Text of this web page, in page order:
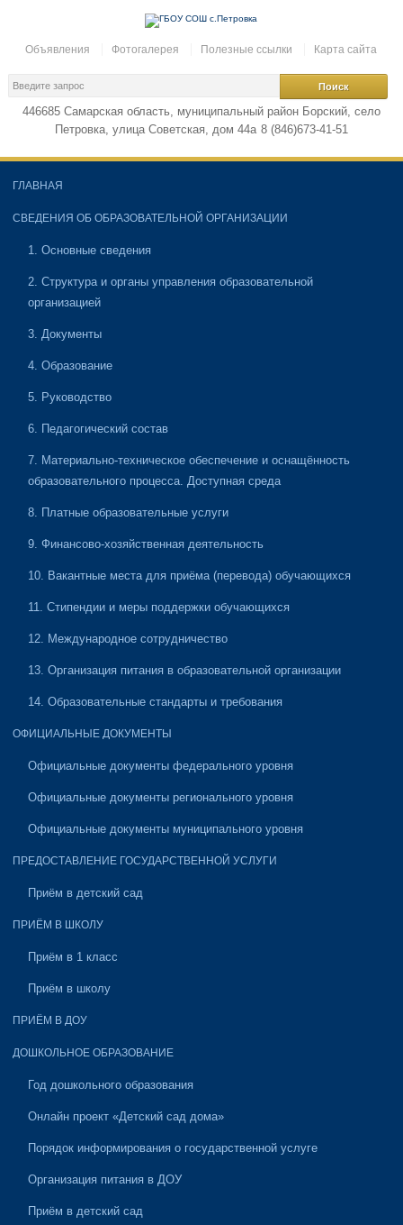
Объявления Фотогалерея Полезные ссылки Карта сайта
446685 Самарская область, муниципальный район Борский, село
Петровка, улица Советская, дом 44а 8 (846)673-41-51
ГЛАВНАЯ
СВЕДЕНИЯ ОБ ОБРАЗОВАТЕЛЬНОЙ ОРГАНИЗАЦИИ
1. Основные сведения
2. Структура и органы управления образовательной
организацией
3. Документы
4. Образование
5. Руководство
6. Педагогический состав
7. Материально-техническое обеспечение и оснащённость
образовательного процесса. Доступная среда
8. Платные образовательные услуги
9. Финансово-хозяйственная деятельность
10. Вакантные места для приёма (перевода) обучающихся
11. Стипендии и меры поддержки обучающихся
12. Международное сотрудничество
13. Организация питания в образовательной организации
14. Образовательные стандарты и требования
ОФИЦИАЛЬНЫЕ ДОКУМЕНТЫ
Официальные документы федерального уровня
Официальные документы регионального уровня
Официальные документы муниципального уровня
ПРЕДОСТАВЛЕНИЕ ГОСУДАРСТВЕННОЙ УСЛУГИ
Приём в детский сад
ПРИЁМ В ШКОЛУ
Приём в 1 класс
Приём в школу
ПРИЁМ В ДОУ
ДОШКОЛЬНОЕ ОБРАЗОВАНИЕ
Год дошкольного образования
Онлайн проект «Детский сад дома»
Порядок информирования о государственной услуге
Организация питания в ДОУ
Приём в детский сад